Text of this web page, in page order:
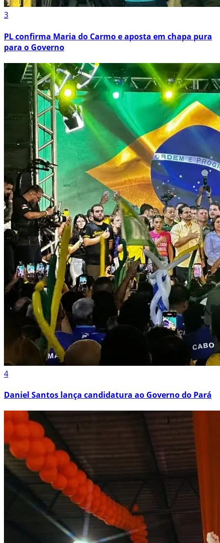
3
PL confirma Maria do Carmo e aposta em chapa pura
para o Governo
4
Daniel Santos lança candidatura ao Governo do Pará